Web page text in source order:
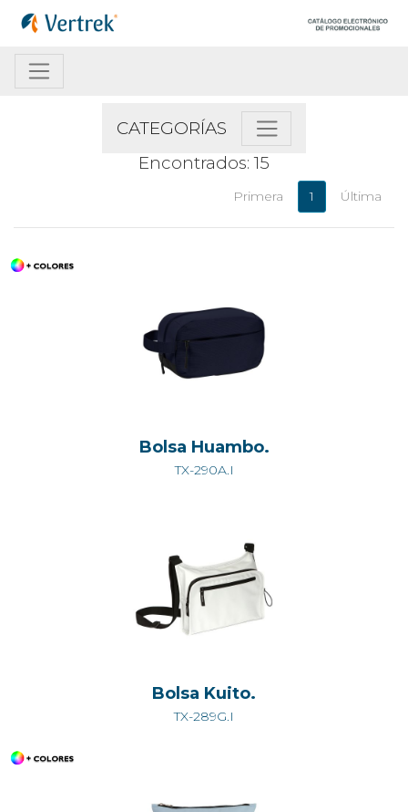
CATEGORÍAS
Encontrados: 15
Primera 1 Última
Bolsa Huambo.
TX-290A.I
Bolsa Kuito.
TX-289G.I